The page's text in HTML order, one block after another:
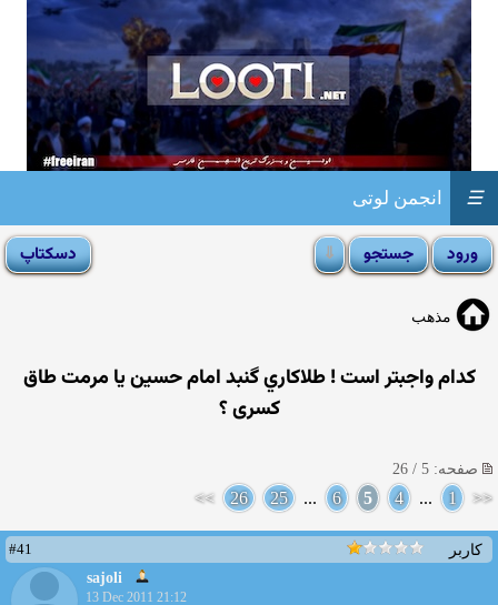
انجمن لوتی ☰
مذهب
کدام واجبتر است ! طلاکاري گنبد امام حسين يا مرمت طاق
كسری ؟
صفحه: 5 / 26
<<
1
...
4
5
6
...
25
26
>>
کاربر
#41
sajoli
13 Dec 2011 21:12